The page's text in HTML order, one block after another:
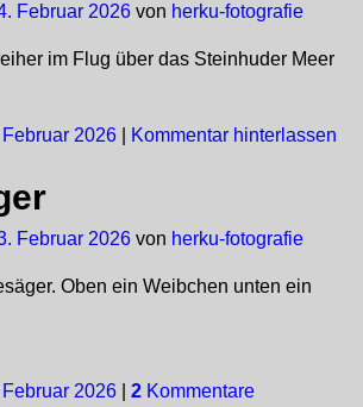
Februar 2026 von herku-fotografie
im Flug über das Steinhuder Meer
Februar 2026| Kommentar hinterlassen
Februar 2026 von herku-fotografie
Oben ein Weibchen unten ein
Februar 2026| 2Kommentare